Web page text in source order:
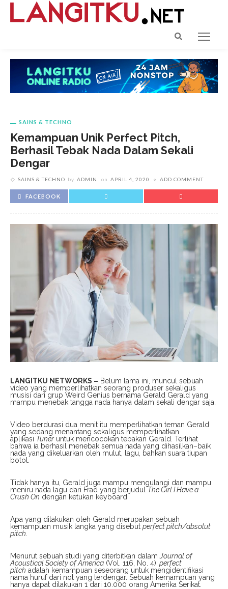
SAINS & TECHNO
Kemampuan Unik Perfect Pitch,
Berhasil Tebak Nada Dalam Sekali
Dengar
SAINS & TECHNO by ADMIN on APRIL 4, 2020 ADD COMMENT
FACEBOOK
LANGITKU NETWORKS – Belum lama ini, muncul sebuah
video yang memperlihatkan seorang produser sekaligus
musisi dari grup Weird Genius bernama Gerald Gerald yang
mampu menebak tangga nada hanya dalam sekali dengar saja.
Video berdurasi dua menit itu memperlihatkan teman Gerald
yang sedang menantang sekaligus memperlihatkan
aplikasi Tuner untuk mencocokan tebakan Gerald. Terlihat
bahwa ia berhasil menebak semua nada yang dihasilkan–baik
nada yang dikeluarkan oleh mulut, lagu, bahkan suara tiupan
botol.
Tidak hanya itu, Gerald juga mampu mengulangi dan mampu
meniru nada lagu dari Frad yang berjudul The Girl I Have a
Crush On dengan ketukan keyboard.
Apa yang dilakukan oleh Gerald merupakan sebuah
kemampuan musik langka yang disebut perfect pitch/absolut
pitch
Menurut sebuah studi yang diterbitkan dalam Journal of
Acoustical Society of America (Vol. 116, No. 4), perfect
pitch adalah kemampuan seseorang untuk mengidentifikasi
nama huruf dari not yang terdengar. Sebuah kemampuan yang
hanya dapat dilakukan 1 dari 10.000 orang Amerika Serikat.